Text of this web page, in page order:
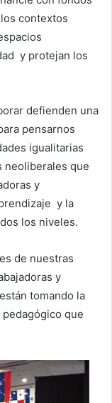
contextos
y protejan los
defienden una
pensarnos
igualitarias
neoliberales que
y
y la
los niveles.
de nuestras
y
tomando la
que